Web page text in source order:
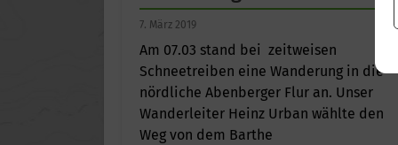
7. März 2019
Am 07.03 stand bei zeitweisen
Schneetreiben eine Wanderung in die
nördliche Abenberger Flur an. Unser
Wanderleiter Heinz Urban wählte den
Weg von dem Barthe